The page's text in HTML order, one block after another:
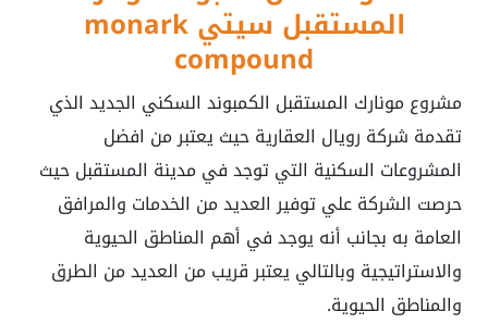
المستقبل سيتيmonark
compound
مشروع مونارك المستقبل الكمبوند السكني الجديد الذي
تقدمة شركة رويال العقارية حيث يعتبر من افضل
المشروعات السكنية التي توجد في مدينة المستقبل حيث
حرصت الشركة علي توفير العديد من الخدمات والمرافق
العامة به بجانب أنه يوجد في أهم المناطق الحيوية
والاستراتيجية وبالتالي يعتبر قريب من العديد من الطرق
والمناطق الحيوية.